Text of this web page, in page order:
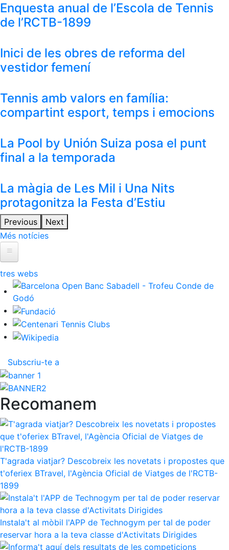
Enquesta anual de l’Escola de Tennis
de l’RCTB-1899
Inici de les obres de reforma del
vestidor femení
Tennis amb valors en família:
compartint esport, temps i emocions
La Pool by Unión Suiza posa el punt
final a la temporada
La màgia de Les Mil i Una Nits
protagonitza la Festa d’Estiu
Previous
Next
Més notícies
Inici
Història
La nostra història
Cronologia
Presidents
Organització
Estructura executiva
Fundació
Serveis
Instal·lacions
Preguntes Freqüents (FAQs)
Treballa amb nosaltres
Àrea esportiva
Tennis
webs
Subscriu-te a
Recomanem
T'agrada viatjar? Descobreix les novetats i propostes que
t'oferiex BTravel, l'Agència Oficial de Viatges de l'RCTB-
1899
Instala't al mòbil l'APP de Technogym per tal de poder
reservar hora a la teva classe d'Activitats Dirigides